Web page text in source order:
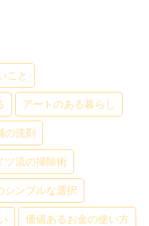
こと
アートのある暮らし
の洗剤
ツ流の掃除術
シンプルな選択
価値あるお金の使い方